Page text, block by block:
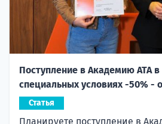
Поступление в Академию ATA
специальных условиях -50% -
Статья
Планируете поступление в